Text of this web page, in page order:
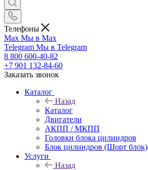
Телефоны
Max Мы в Max
Telegram Мы в Telegram
8 800 600-40-82
+7 901 132-84-60
Заказать звонок
Каталог
Назад
Каталог
Двигатели
АКПП / МКПП
Головки блока цилиндров
Блок цилиндров (Шорт блок)
Услуги
Назад